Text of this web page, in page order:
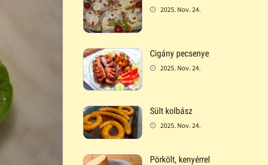
2025. Nov. 24.
Cigány pecsenye
2025. Nov. 24.
Sült kolbász
2025. Nov. 24.
Pörkölt, kenyérrel